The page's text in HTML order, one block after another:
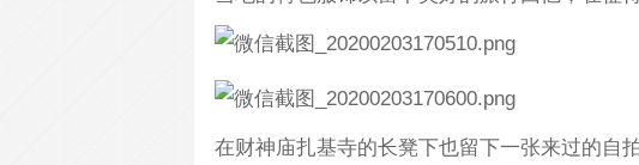
在财神庙扎基寺的长凳下也留下一张来过的自